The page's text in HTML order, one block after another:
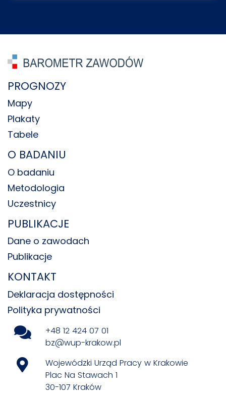
PROGNOZY
Mapy
Plakaty
Tabele
O BADANIU
O badaniu
Metodologia
Uczestnicy
PUBLIKACJE
Dane o zawodach
Publikacje
KONTAKT
Deklaracja dostępności
Polityka prywatności
+48 12 424 07 01
bz@wup-krakow.pl
Wojewódzki Urząd Pracy w Krakowie
Plac Na Stawach 1
30-107 Kraków